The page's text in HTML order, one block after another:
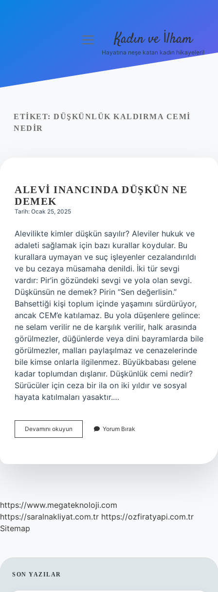
Yasal Uyarı
menüyü
Kadın ve İlham
Hayatına neşe katan kadın hikayeleri!
ETIKET: DÜŞKÜNLÜK KALDIRMA CEMI
NEDIR
ALEVI INANCINDA DÜŞKÜN NE
DEMEK
Tarih: Ocak 25, 2025
Alevilikte kimler düşkün sayılır? Aleviler hukuk ve
adaleti sağlamak için bazı kurallar koydular. Bu
kurallara uymayan ve suç işleyenler cezalandırıldı
ve bu cezaya müsamaha denildi. İki tür sevgi
vardır: Pir’in gözündeki sevgi ve yola olan sevgi.
Düşkünsün ne demek? Pirin “Sen değerlisin.”
Bahsettiği kişi toplum içinde yaşamını sürdürüyor,
ancak CEM’e katılamaz. Bu yola düşenlere gelince:
ne selam verilir ne de karşılık verilir, halk arasında
görülmezler, düğünlerde veya dini bayramlarda bile
görülmezler, malları paylaşılmaz ve cenazelerinde
bile kimse onlarla ilgilenmez. Büyükbabası gelene
kadar toplumdan dışlanır. Düşkünlük cemi nedir?
Sürücüler için ceza bir ila on iki yıldır ve sosyal
hayata katılmaları yasaktır.…
Devamını okuyun
Inancında
Demek
Yorum Bırak
https://www.megateknoloji.com
https://saralnakliyat.com.tr https://ozfiratyapi.com.tr
Sitemap
SIDEBAR
SON YAZILAR